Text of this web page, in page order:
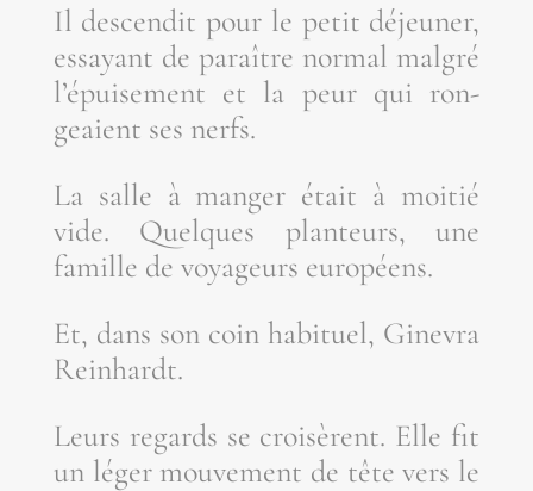
Il des­cen­dit pour le petit déjeu­ner,
essayant de paraître nor­mal mal­gré
l’é­pui­se­ment et la peur qui ron­
geaient ses nerfs.
La salle à man­ger était à moi­tié
vide. Quelques plan­teurs, une
famille de voya­geurs européens.
Et, dans son coin habi­tuel, Gine­vra
Reinhardt.
Leurs regards se croi­sèrent. Elle fit
un léger mou­ve­ment de tête vers le